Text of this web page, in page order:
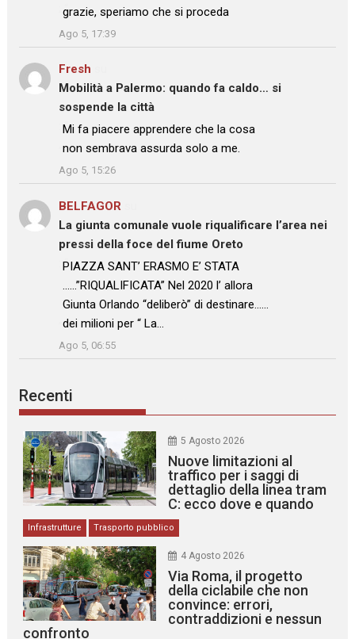
: “
grazie, speriamo che si proceda
”
Ago 5, 17:39
Fresh
Mobilità a Palermo: quando fa caldo… si
sospende la città
: “Mi fa piacere apprendere che la cosa
non sembrava assurda solo a me.
”
Ago 5, 15:26
BELFAGOR
La giunta comunale vuole riqualificare l’area nei
pressi della foce del fiume Oreto
: “
PIAZZA SANT’ ERASMO E’ STATA
……”RIQUALIFICATA” Nel 2020 l’ allora
Giunta Orlando “deliberò” di destinare……
dei milioni per “ La…
”
Ago 5, 06:55
Recenti
5 Agosto 2026
Nuove limitazioni al
traffico per i saggi di
dettaglio della linea tram
C: ecco dove e quando
Infrastrutture Trasporto pubblico
4 Agosto 2026
Via Roma, il progetto
della ciclabile che non
convince: errori,
contraddizioni e nessun
confronto